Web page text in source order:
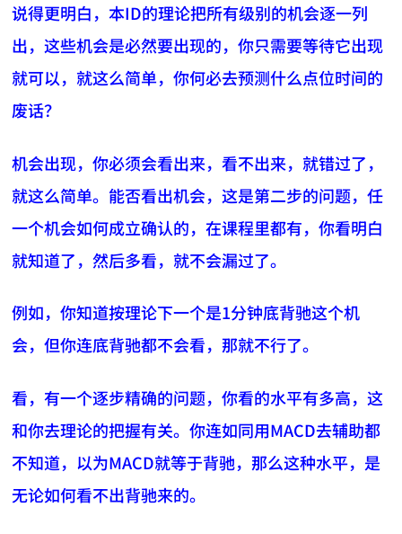
说得更明白，本ID的理论把所有级别的机会逐一列
出，这些机会是必然要出现的，你只需要等待它出现
就可以，就这么简单，你何必去预测什么点位时间的
废话？
机会出现，你必须会看出来，看不出来，就错过了，
就这么简单。能否看出机会，这是第二步的问题，任
一个机会如何成立确认的，在课程里都有，你看明白
就知道了，然后多看，就不会漏过了。
例如，你知道按理论下一个是1分钟底背驰这个机
会，但你连底背驰都不会看，那就不行了。
看，有一个逐步精确的问题，你看的水平有多高，这
和你去理论的把握有关。你连如同用MACD去辅助都
不知道，以为MACD就等于背驰，那么这种水平，是
无论如何看不出背驰来的。